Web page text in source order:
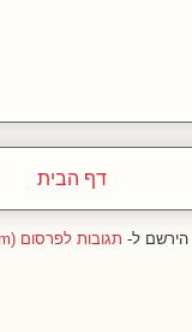
דף הבית
הירשם ל- תגובות לפרסום (Atom)